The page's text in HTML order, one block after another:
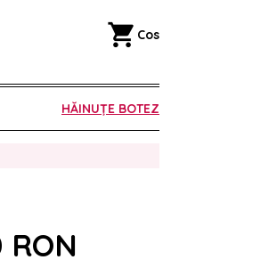
shopping_cart Cos
HĂINUȚE BOTEZ
RON